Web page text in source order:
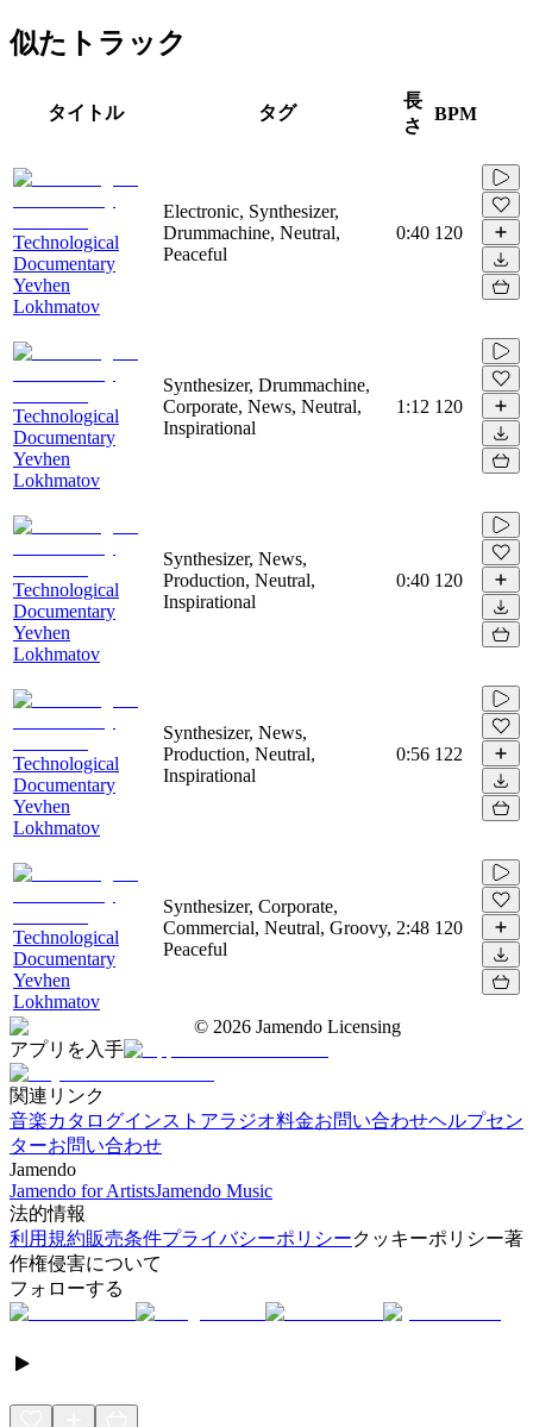
似たトラック
タイトル タグ
長
さ
BPM
Technological
Documentary
Yevhen
Lokhmatov
Electronic, Synthesizer,
Drummachine, Neutral,
Peaceful
0:40 120
Technological
Documentary
Yevhen
Lokhmatov
Synthesizer, Drummachine,
Corporate, News, Neutral,
Inspirational
1:12 120
Technological
Documentary
Yevhen
Lokhmatov
Synthesizer, News,
Production, Neutral,
Inspirational
0:40 120
Technological
Documentary
Yevhen
Lokhmatov
Synthesizer, News,
Production, Neutral,
Inspirational
0:56 122
Technological
Documentary
Yevhen
Lokhmatov
Synthesizer, Corporate,
Commercial, Neutral, Groovy,
Peaceful
2:48 120
© 2026 Jamendo Licensing
アプリを入手
関連リンク
音楽カタログインストアラジオ料金お問い合わせヘルプセン
ターお問い合わせ
Jamendo
Jamendo for ArtistsJamendo Music
法的情報
利用規約販売条件プライバシーポリシークッキーポリシー著
作権侵害について
フォローする